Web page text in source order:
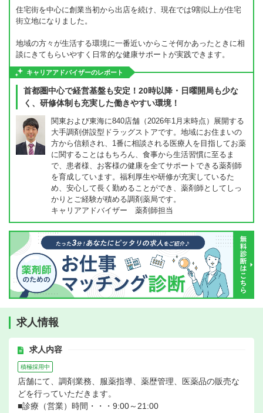
住宅街を中心に創業当初から出店を続け、現在では9割以上が住宅
街立地になりました。
地域の方々が生活する環境に一番近いからこそ何かあったときに相
談にきてもらいやすく日常的な健康サポートが実践できます。
キャリアアドバイザーのレポート
首都圏中心で経営基盤も安定！20時以降・日曜開局も少な
く、研修体制も充実した働きやすい環境！
関東および東海に840店舗（2026年1月末時点）展開する
大手調剤併設型ドラッグストアです。地域にお住まいの
方から信頼され、1番に相談される医療人を目指してお薬
に関することはもちろん、食事から生活習慣に至るま
で、患者様、お客様の健康を全てサポートできる薬剤師
を育成しています。福利厚生や研修が充実しているた
め、安心して長く勤めることができ、薬剤師としてしっ
かりとご経験が積める調剤薬局です。
キャリアアドバイザー 薬剤師担当
求人情報
求人内容
積極採用中
店舗にて、調剤業務、服薬指導、薬歴管理、医薬品の販売な
どを行っていただきます。
■診療（営業）時間・・・9:00～21:00